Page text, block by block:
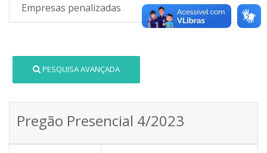
Empresas penalizadas
PESQUISA AVANÇADA
Pregão Presencial 4/2023